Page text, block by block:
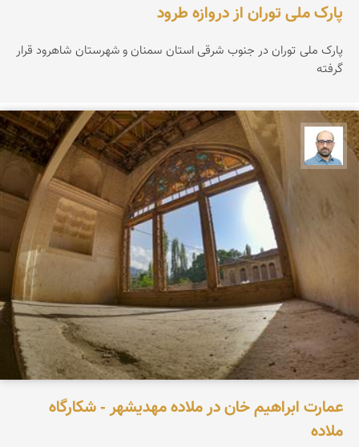
پارک ملی توران از دروازه طرود
پارک ملی توران در جنوب شرقی استان سمنان و شهرستان شاهرود قرار
گرفته
بابک ارجمندی
عمارت ابراهیم خان در ملاده مهدیشهر - شکارگاه
ملاده